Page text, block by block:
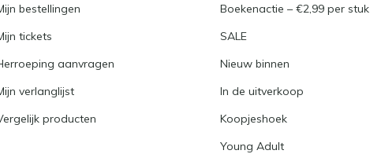
bestellingen
tickets
aanvragen
verlanglijst
producten
Boekenactie – €2,99 per stuk
SALE
Nieuw binnen
In de uitverkoop
Koopjeshoek
Young Adult